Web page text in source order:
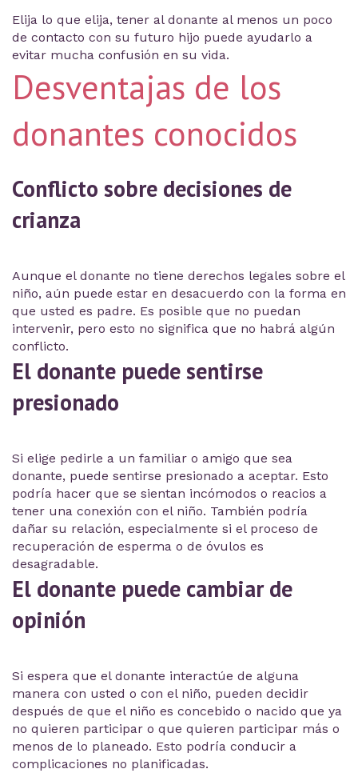
Elija lo que elija, tener al donante al menos un poco
de contacto con su futuro hijo puede ayudarlo a
evitar mucha confusión en su vida.
Desventajas de los
donantes conocidos
Conflicto sobre decisiones de
crianza
Aunque el donante no tiene derechos legales sobre el
niño, aún puede estar en desacuerdo con la forma en
que usted es padre. Es posible que no puedan
intervenir, pero esto no significa que no habrá algún
conflicto.
El donante puede sentirse
presionado
Si elige pedirle a un familiar o amigo que sea
donante, puede sentirse presionado a aceptar. Esto
podría hacer que se sientan incómodos o reacios a
tener una conexión con el niño. También podría
dañar su relación, especialmente si el proceso de
recuperación de esperma o de óvulos es
desagradable.
El donante puede cambiar de
opinión
Si espera que el donante interactúe de alguna
manera con usted o con el niño, pueden decidir
después de que el niño es concebido o nacido que ya
no quieren participar o que quieren participar más o
menos de lo planeado. Esto podría conducir a
complicaciones no planificadas.